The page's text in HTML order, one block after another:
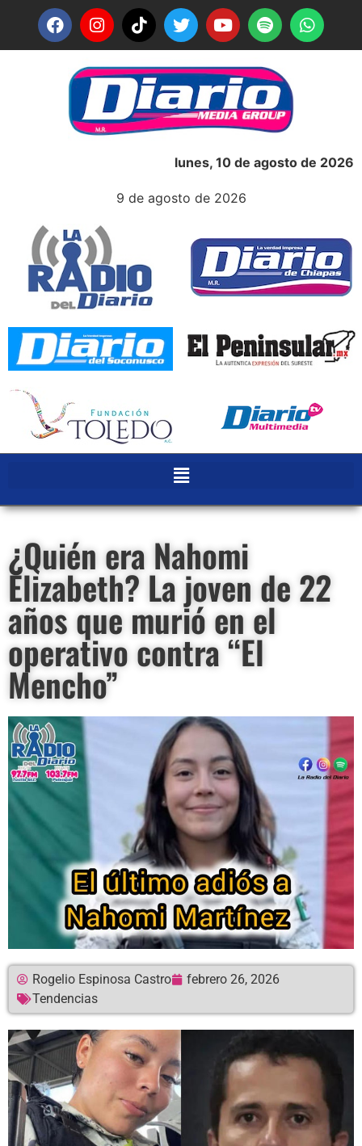
lunes, 10 de agosto de 2026
9 de agosto de 2026
¿Quién era Nahomi
Elizabeth? La joven de 22
años que murió en el
operativo contra “El
Mencho”
Rogelio Espinosa Castro
febrero 26, 2026
Tendencias